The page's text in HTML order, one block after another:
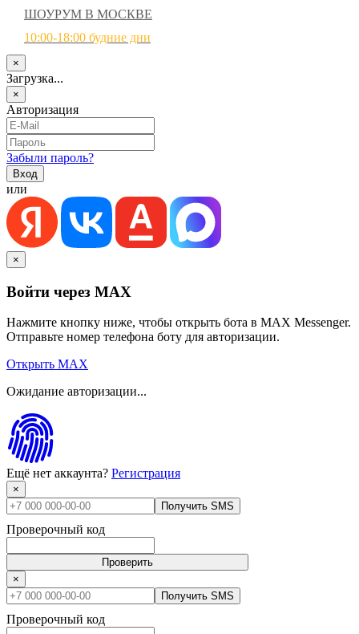
ШОУРУМ В МОСКВЕ
10:00-18:00 будние дни
×
Загрузка...
×
Авторизация
Забыли пароль?
или
×
Войти через MAX
Нажмите кнопку ниже, чтобы открыть бота в MAX Messenger.
Отправьте номер телефона боту для авторизации.
Открыть MAX
Ожидание авторизации...
Ещё нет аккаунта? Регистрация
×
Получить SMS
Проверочный код
Проверить
×
Получить SMS
Проверочный код